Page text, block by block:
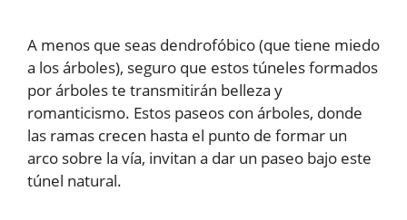
A menos que seas dendrofóbico (que tiene miedo
a los árboles), seguro que estos túneles formados
por árboles te transmitirán belleza y
romanticismo. Estos paseos con árboles, donde
las ramas crecen hasta el punto de formar un
arco sobre la vía, invitan a dar un paseo bajo este
túnel natural.